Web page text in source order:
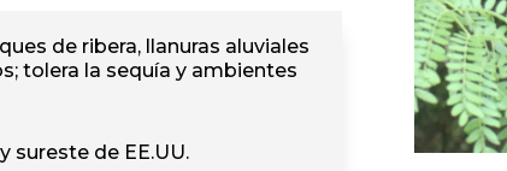
de ribera, llanuras aluviales
tolera la sequía y ambientes
sureste de EE.UU.